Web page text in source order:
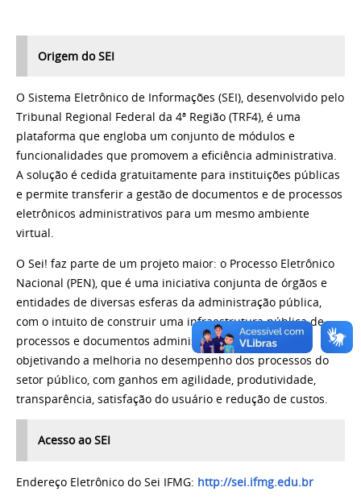
Origem do SEI
O Sistema Eletrônico de Informações (SEI), desenvolvido pelo
Tribunal Regional Federal da 4ª Região (TRF4), é uma
plataforma que engloba um conjunto de módulos e
funcionalidades que promovem a eficiência administrativa.
A solução é cedida gratuitamente para instituições públicas
e permite transferir a gestão de documentos e de processos
eletrônicos administrativos para um mesmo ambiente
virtual.
O Sei! faz parte de um projeto maior: o Processo Eletrônico
Nacional (PEN), que é uma iniciativa conjunta de órgãos e
entidades de diversas esferas da administração pública,
com o intuito de construir uma infraestrutura pública de
processos e documentos administrativos eletrônicos,
objetivando a melhoria no desempenho dos processos do
setor público, com ganhos em agilidade, produtividade,
transparência, satisfação do usuário e redução de custos.
Acesso ao SEI
Endereço Eletrônico do Sei IFMG: http://sei.ifmg.edu.br